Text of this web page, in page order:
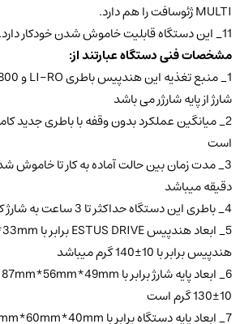
MULTI ژئوسافت را هم دارد.
11_ این دستگاه قابلیت خاموش شدن خودکار دارد.
مشخصات فنی دستگاه عبارتند از:
شارژ از پایه شارژر می باشد
است
دقیقه میباشد
4_ باطری این دستگاه حداکثر تا 3 ساعت به شارژ کامل می رسد.
هندپیس برابر با 10±140 گرم میباشد
10±130 گرم است